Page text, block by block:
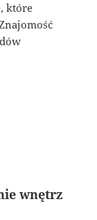
które
wnętrz